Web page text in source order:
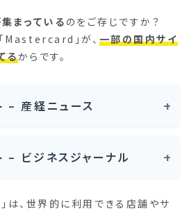
まっている のをご存じですか？
Mastercard」が、 一部の国内サイ
るからです。
– 産経ニュース
– ビジネスジャーナル
、世界的に利用できる店舗やサ